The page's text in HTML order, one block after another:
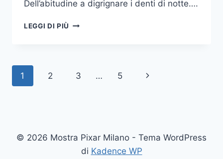
Dell’abitudine a digrignare i denti di notte….
LEGGI DI PIÙ COME
TUTTE
NOTTE
Navigazione
1 2 3 … 5
Pagina
© 2026 Mostra Pixar Milano - Tema WordPress
di Kadence WP